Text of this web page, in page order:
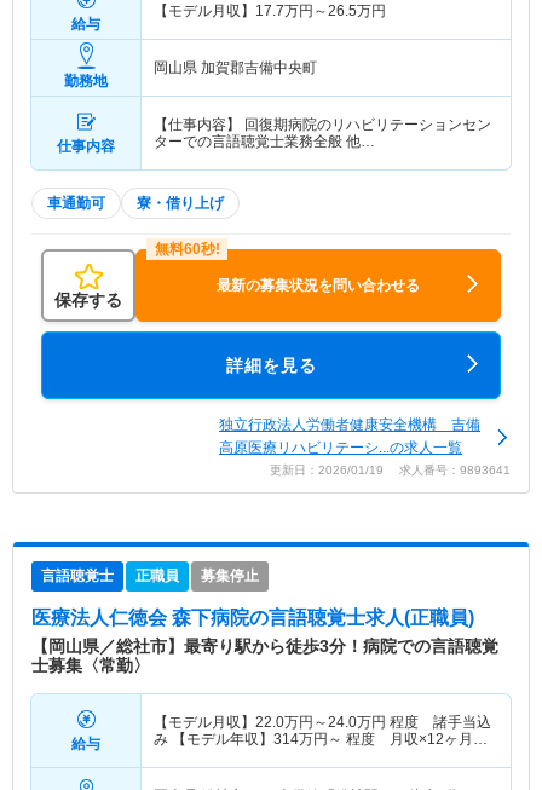
給与
【モデル月収】 17.7万円～26.5万円
勤務地
岡山県 加賀郡吉備中央町
仕事内容
【仕事内容】 回復期病院のリハビリテーションセン
ターでの言語聴覚士業務全般 他…
車通勤可 寮・借り上げ
保存する
最新の募集状況を問い合わせる
詳細を見る
独立行政法人労働者健康安全機構 吉備
高原医療リハビリテーシ...の求人一覧
更新日：2026/01/19 求人番号：9893641
言語聴覚士 正職員 募集停止
医療法人仁徳会 森下病院の言語聴覚士求人(正職員)
【岡山県／総社市】最寄り駅から徒歩3分！病院での言語聴覚
士募集〈常勤〉
給与
【モデル月収】 22.0万円～24.0万円 程度 諸手当込
み 【モデル年収】 314万円～ 程度 月収×12ヶ月＋